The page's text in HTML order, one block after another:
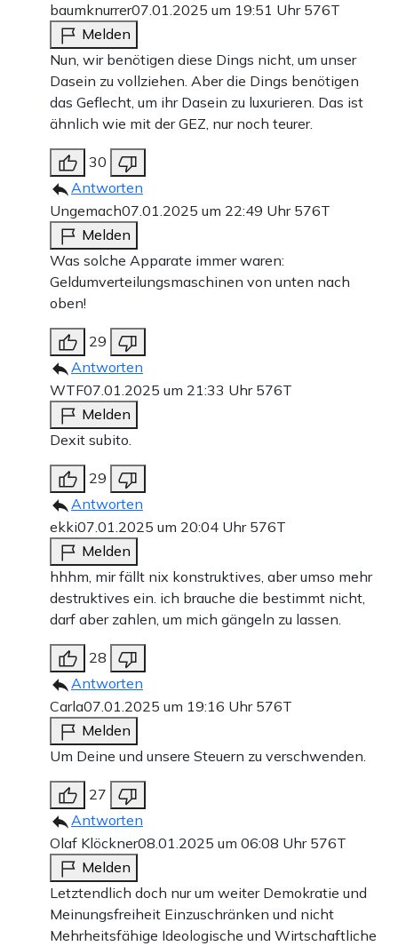
baumknurrer07.01.2025 um 19:51 Uhr 576T
Melden
Nun, wir benötigen diese Dings nicht, um unser
Dasein zu vollziehen. Aber die Dings benötigen
das Geflecht, um ihr Dasein zu luxurieren. Das ist
ähnlich wie mit der GEZ, nur noch teurer.
30
Antworten
Ungemach07.01.2025 um 22:49 Uhr 576T
Melden
Was solche Apparate immer waren:
Geldumverteilungsmaschinen von unten nach
oben!
29
Antworten
WTF07.01.2025 um 21:33 Uhr 576T
Melden
Dexit subito.
29
Antworten
ekki07.01.2025 um 20:04 Uhr 576T
Melden
hhhm, mir fällt nix konstruktives, aber umso mehr
destruktives ein. ich brauche die bestimmt nicht,
darf aber zahlen, um mich gängeln zu lassen.
28
Antworten
Carla07.01.2025 um 19:16 Uhr 576T
Melden
Um Deine und unsere Steuern zu verschwenden.
27
Antworten
Olaf Klöckner08.01.2025 um 06:08 Uhr 576T
Melden
Letztendlich doch nur um weiter Demokratie und
Meinungsfreiheit Einzuschränken und nicht
Mehrheitsfähige Ideologische und Wirtschaftliche